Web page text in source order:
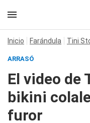
Inicio Farándula Tini
ARRASÓ
El video de
bikini
furor